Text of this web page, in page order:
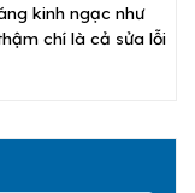
kinh ngạc như
chí là cả sửa lỗi